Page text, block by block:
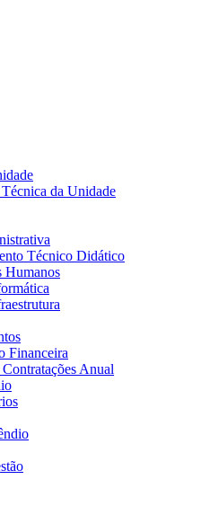
da Unidade
Técnico Didático
Humanos
Financeira
Anual